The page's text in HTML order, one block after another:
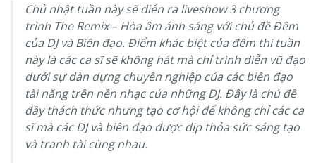
Chủ nhật tuần này sẽ diễn ra liveshow 3 chương
trình The Remix – Hòa âm ánh sáng với chủ đề Đêm
của DJ và Biên đạo. Điểm khác biệt của đêm thi tuần
này là các ca sĩ sẽ không hát mà chỉ trình diễn vũ đạo
dưới sự dàn dựng chuyên nghiệp của các biên đạo
tài năng trên nền nhạc của những DJ. Đây là chủ đề
đầy thách thức nhưng tạo cơ hội để không chỉ các ca
sĩ mà các DJ và biên đạo được dịp thỏa sức sáng tạo
và tranh tài cùng nhau.